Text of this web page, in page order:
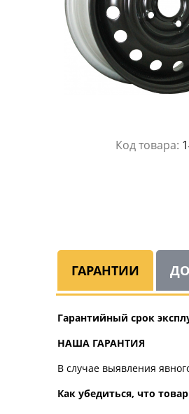
Код товара:
ГАРАНТИИ
Гарантийный срок
НАША ГАРАНТИЯ
В случае выявления
Как убедиться, что